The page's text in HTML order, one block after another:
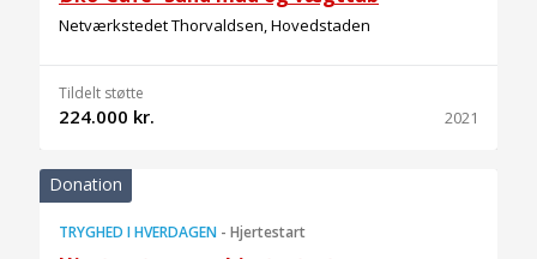
Netværkstedet Thorvaldsen, Hovedstaden
Tildelt støtte
224.000 kr. 2021
Donation
TRYGHED I HVERDAGEN - Hjertestart